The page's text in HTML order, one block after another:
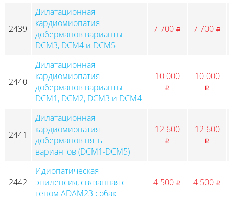
2439
Дилатационная
кардиомиопатия
доберманов варианты
DCM3, DCM4 и DCM5
7 700 p 7 700 p
2440
Дилатационная
кардиомиопатия
доберманов варианты
DCM1, DCM2, DCM3 и DCM4
10 000
p
10 000
p
2441
Дилатационная
кардиомиопатия
доберманов пять
вариантов (DCM1-DCM5)
12 600
p
12 600
p
2442
Идиопатическая
эпилепсия, связанная с
геном ADAM23 собак
4 500 p 4 500 p